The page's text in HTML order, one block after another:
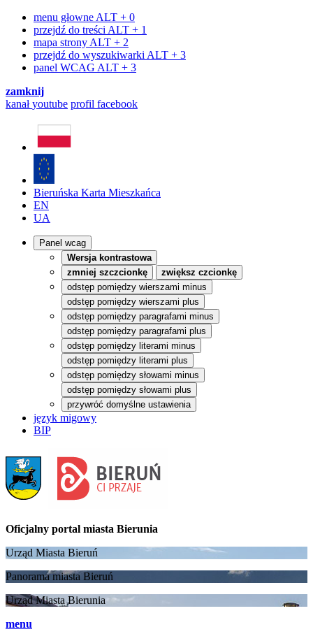
menu głowne ALT + 0
przejdź do treści ALT + 1
mapa strony ALT + 2
przejdź do wyszukiwarki ALT + 3
panel WCAG ALT + 3
zamknij
kanałyoutube profil facebook
Bieruńska Karta Mieszkańca
EN
UA
Panel wcag
Wersja kontrastowa
zmniej szczcionkę
zwiększ czcionkę
odstęp pomiędzy wierszami minus
odstęp pomiędzy wierszami plus
odstęp pomiędzy paragrafami minus
odstęp pomiędzy paragrafami plus
odstęp pomiędzy literami minus
odstęp pomiędzy literami plus
odstęp pomiędzy słowami minus
odstęp pomiędzy słowami plus
przywróć domyślne ustawienia
język migowy
BIP
Oficjalny portal miasta Bierunia
Urząd Miasta Bieruń
Panorama miasta Bieruń
Urząd Miasta Bierunia
menu